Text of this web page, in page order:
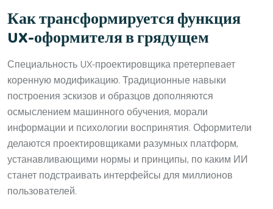
Как трансформируется функция
UX-оформителя в грядущем
Специальность UX-проектировщика претерпевает
коренную модификацию. Традиционные навыки
построения эскизов и образцов дополняются
осмыслением машинного обучения, морали
информации и психологии воспринятия. Оформители
делаются проектировщиками разумных платформ,
устанавливающими нормы и принципы, по каким ИИ
станет подстраивать интерфейсы для миллионов
пользователей.